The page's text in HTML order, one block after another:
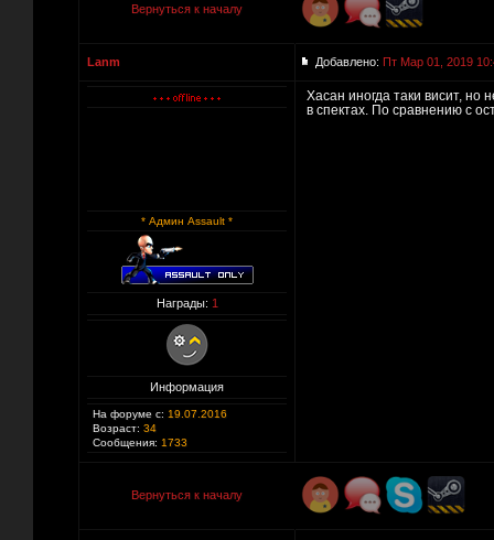
Вернуться к началу
Lanm Добавлено: Пт Мар 01, 2019
* Админ Assault *
Награды: 1
Информация
На форуме с: 19.07.2016
Возраст: 34
Сообщения: 1733
Хасан иногда таки висит, но
в спектах. По сравнению с
Вернуться к началу